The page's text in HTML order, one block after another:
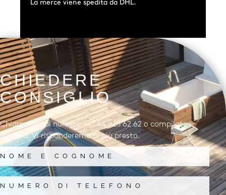
La merce viene spedita da DHL.
CHIEDERE
CONSIGLIO
Chiamateci al numero +41 44 825 62 62 o compilate il
modulo. Vi risponderemo al più presto.